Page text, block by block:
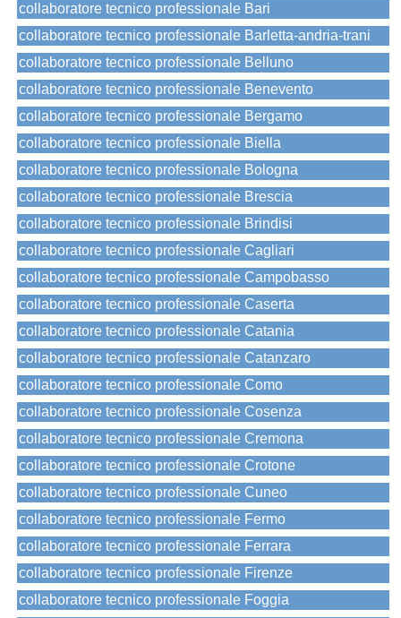
collaboratore tecnico professionale Bari
collaboratore tecnico professionale Barletta-andria-trani
collaboratore tecnico professionale Belluno
collaboratore tecnico professionale Benevento
collaboratore tecnico professionale Bergamo
collaboratore tecnico professionale Biella
collaboratore tecnico professionale Bologna
collaboratore tecnico professionale Brescia
collaboratore tecnico professionale Brindisi
collaboratore tecnico professionale Cagliari
collaboratore tecnico professionale Campobasso
collaboratore tecnico professionale Caserta
collaboratore tecnico professionale Catania
collaboratore tecnico professionale Catanzaro
collaboratore tecnico professionale Como
collaboratore tecnico professionale Cosenza
collaboratore tecnico professionale Cremona
collaboratore tecnico professionale Crotone
collaboratore tecnico professionale Cuneo
collaboratore tecnico professionale Fermo
collaboratore tecnico professionale Ferrara
collaboratore tecnico professionale Firenze
collaboratore tecnico professionale Foggia